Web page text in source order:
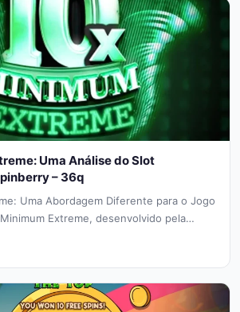
Uma Análise do Slot
– 36q
Uma Abordagem Diferente para o Jogo
Extreme, desenvolvido pela